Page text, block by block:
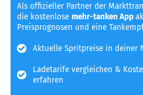
Als offizieller Partner der
die kostenlosemehr-tanken App
Preisprognosen und eine
Aktuelle Spritpreise in deiner
Ladetarife vergleichen &
erfahren